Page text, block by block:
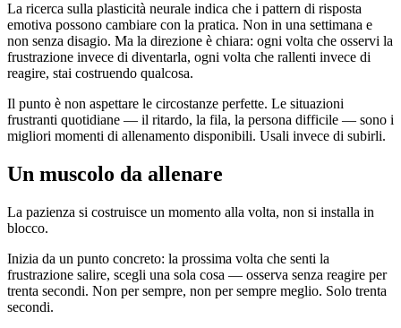
La ricerca sulla plasticità neurale indica che i pattern di risposta
emotiva possono cambiare con la pratica. Non in una settimana e
non senza disagio. Ma la direzione è chiara: ogni volta che osservi la
frustrazione invece di diventarla, ogni volta che rallenti invece di
reagire, stai costruendo qualcosa.
Il punto è non aspettare le circostanze perfette. Le situazioni
frustranti quotidiane — il ritardo, la fila, la persona difficile — sono i
migliori momenti di allenamento disponibili. Usali invece di subirli.
Un muscolo da allenare
La pazienza si costruisce un momento alla volta, non si installa in
blocco.
Inizia da un punto concreto: la prossima volta che senti la
frustrazione salire, scegli una sola cosa — osserva senza reagire per
trenta secondi. Non per sempre, non per sempre meglio. Solo trenta
secondi.